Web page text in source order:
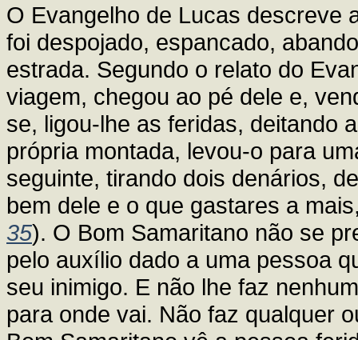
O Evangelho de Lucas descreve
foi despojado, espancado,
estrada. Segundo o relato do
viagem, chegou ao pé dele e,
se, ligou-lhe as feridas, deitando
própria montada, levou-o para
seguinte, tirando dois denários,
bem dele e o que gastares a
35). O Bom Samaritano não se
pelo auxílio dado a uma pessoa
seu inimigo. E não lhe faz
para onde vai. Não faz qualquer